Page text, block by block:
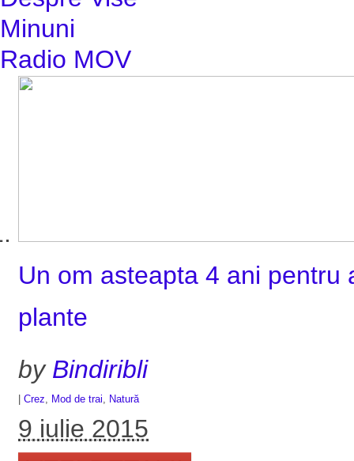
Minuni
Radio MOV
Un om asteapta 4 ani
plante
by Bindiribli
Crez Mod de trai Natură
9 iulie 2015